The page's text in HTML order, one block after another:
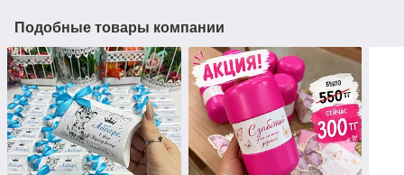
Подобные товары компании